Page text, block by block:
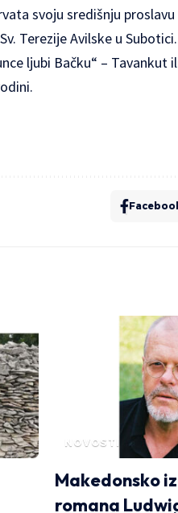
svoju središnju
Terezije Avilske u
ljubi Bačku“ – Tavankut
NOVOSTI
Makedonsko
romana